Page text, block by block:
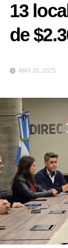
13
de
MAY 20, 2025